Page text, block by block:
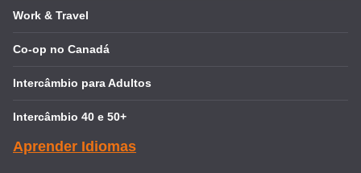
Work & Travel
Co-op no Canadá
Intercâmbio para Adultos
Intercâmbio 40 e 50+
Aprender Idiomas